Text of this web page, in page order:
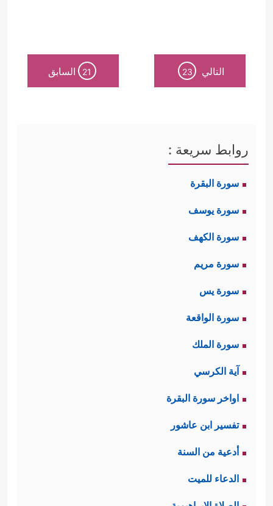
التالي 23
21 السابق
روابط سريعة :
سورة البقرة
سورة يوسف
سورة الكهف
سورة مريم
سورة يس
سورة الواقعة
سورة الملك
آية الكرسي
اواخر سورة البقرة
تفسير ابن عاشور
أدعية من السنة
الدعاء للميت